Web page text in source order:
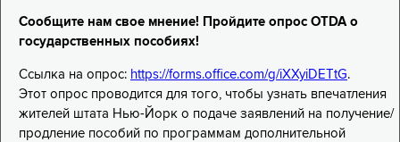
Сообщите нам свое мнение! Пройдите опрос OTDA о
государственных пособиях!
Ссылка на опрос: https://forms.office.com/g/iXXyiDETtG.
Этот опрос проводится для того, чтобы узнать впечатления
жителей штата Нью-Йорк о подаче заявлений на получение/
продление пособий по программам дополнительной